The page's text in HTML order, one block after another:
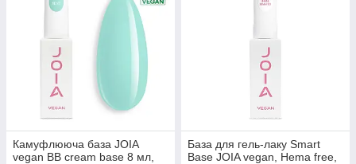
Камуфлююча база JOIA
vegan BB cream base 8 мл,
База для гель-лаку Smart
Base JOIA vegan, Hema free,